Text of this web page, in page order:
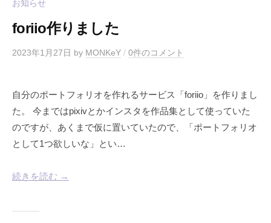
お知らせ
foriio作りました
2023年1月27日 by MONKeY / 0件のコメント
自分のポートフォリオを作れるサービス「foriio」を作りまし
た。 今まではpixivとかインスタを作品集として使っていた
のですが、あくまで仮に置いていたので、「ポートフォリオ
として1つ欲しいな」とい…
続きを読む →